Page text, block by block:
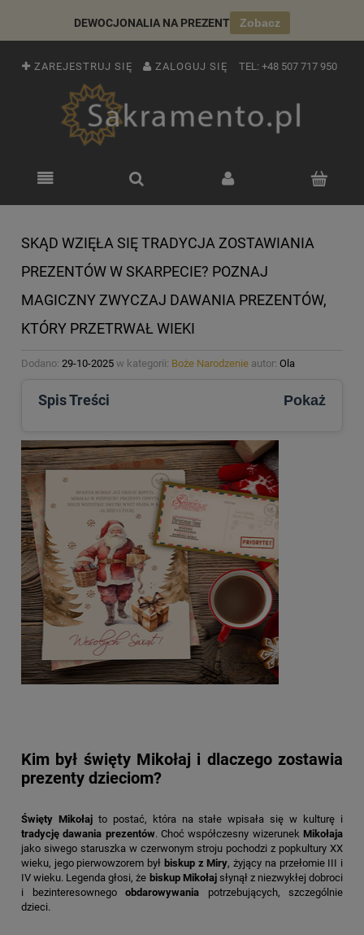
DEWOCJONALIA NA PREZENT Zobacz
ZAREJESTRUJ SIĘ ZALOGUJ SIĘ TEL: +48 507 717 950
SKĄD WZIĘŁA SIĘ TRADYCJA ZOSTAWIANIA
PREZENTÓW W SKARPECIE? POZNAJ
MAGICZNY ZWYCZAJ DAWANIA PREZENTÓW,
KTÓRY PRZETRWAŁ WIEKI
Dodano: 29-10-2025 w kategorii: Boże Narodzenie autor: Ola
Spis Treści Pokaż
Kim był święty Mikołaj i dlaczego zostawia
prezenty dzieciom?
Święty Mikołajto postać, która na stałe wpisała się w kulturę i
tradycję dawania prezentów. Choć współczesny wizerunek Mikołaja
jako siwego staruszka w czerwonym stroju pochodzi z popkultury XX
wieku, jego pierwowzorem był biskup z Miry, żyjący na przełomie III i
IV wieku. Legenda głosi, że biskup Mikołajsłynął z niezwykłej dobroci
i bezinteresownego obdarowywania potrzebujących, szczególnie
dzieci.